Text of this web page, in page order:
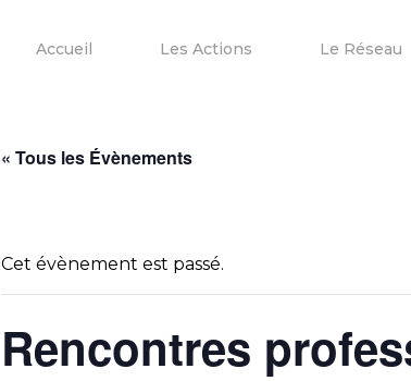
Accueil Les Actions Le Réseau
« Tous les Évènements
Cet évènement est passé.
Rencontres